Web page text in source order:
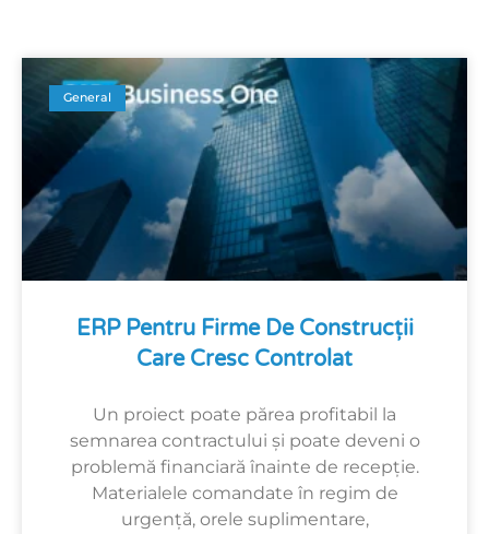
General
ERP Pentru Firme De Construcții
Care Cresc Controlat
Un proiect poate părea profitabil la
semnarea contractului și poate deveni o
problemă financiară înainte de recepție.
Materialele comandate în regim de
urgență, orele suplimentare,